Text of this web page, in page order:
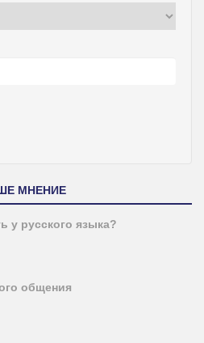
МНЕНИЕ
у русского языка?
общения